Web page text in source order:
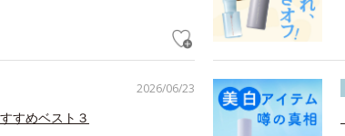
2026/06/23
すめベスト３